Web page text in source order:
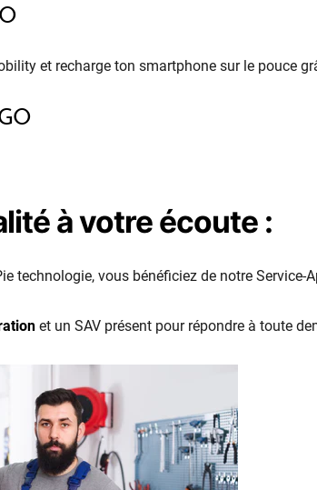
et recharge ton smartphone sur le pouce
à votre écoute :
technologie, vous bénéficiez de notre Service-
et un SAV présent pour répondre à toute